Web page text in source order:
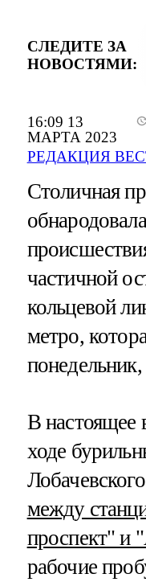
16:09 13
МАРТА 2023
РЕДАКЦИЯ
СЛЕДИТЕ ЗА
НОВОСТЯМИ:
Столичная
частичной
кольцевой
метро,
В настоящее
ходе
между
проспект" и
рабочие